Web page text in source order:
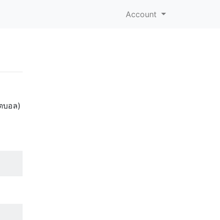
Account
บอล)